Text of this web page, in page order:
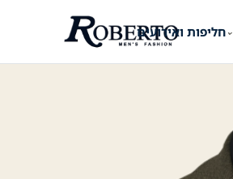
חליפות ואירועים⌄